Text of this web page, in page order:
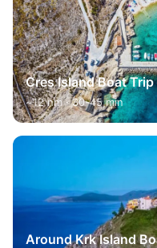
Cres Island Boat Trip
~12 nm · 30-45 min
Around Krk Island